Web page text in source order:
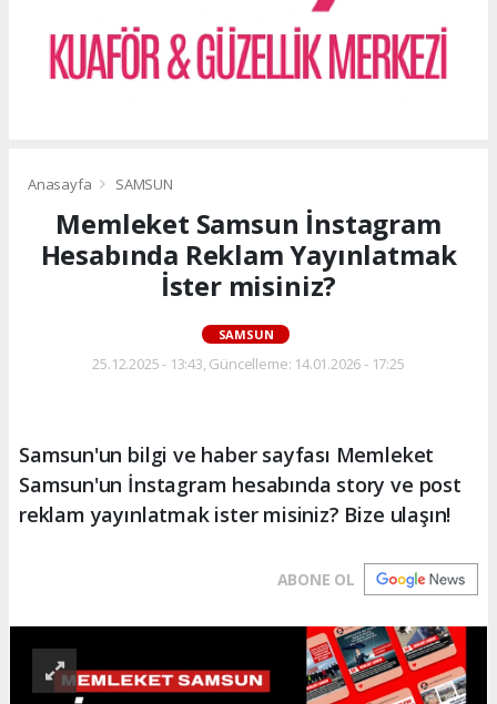
Anasayfa SAMSUN
Memleket Samsun İnstagram
Hesabında Reklam Yayınlatmak
İster misiniz?
SAMSUN
25.12.2025 - 13:43, Güncelleme: 14.01.2026 - 17:25
Samsun'un bilgi ve haber sayfası Memleket
Samsun'un İnstagram hesabında story ve post
reklam yayınlatmak ister misiniz? Bize ulaşın!
ABONE OL